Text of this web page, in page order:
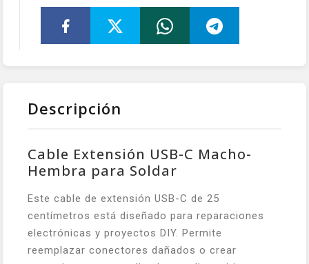
Descripción
Cable Extensión USB-C Macho-
Hembra para Soldar
Este cable de extensión USB-C de 25
centímetros está diseñado para reparaciones
electrónicas y proyectos DIY. Permite
reemplazar conectores dañados o crear